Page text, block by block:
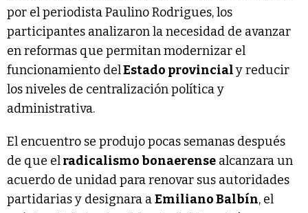
por el periodista Paulino Rodrigues, los
participantes analizaron la necesidad de avanzar
en reformas que permitan modernizar el
funcionamiento delEstado provincialy reducir
los niveles de centralización política y
administrativa.
El encuentro se produjo pocas semanas después
de que elradicalismo bonaerense alcanzara un
acuerdo de unidad para renovar sus autoridades
partidarias y designara aEmiliano Balbín, el